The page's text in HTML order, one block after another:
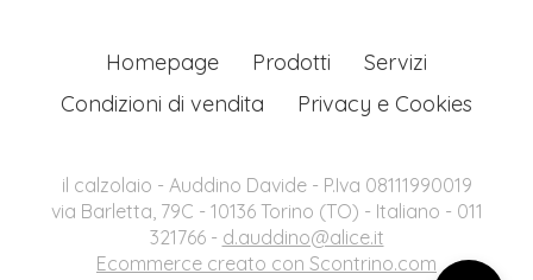
Homepage Prodotti
Servizi
Condizioni di vendita
Privacy e Cookies
il calzolaio - Auddino Davide - P.Iva 08111990019
via Barletta, 79C - 10136 Torino (TO) - Italiano - 011
321766 - d.auddino@alice.it
Ecommerce creato con Scontrino.com